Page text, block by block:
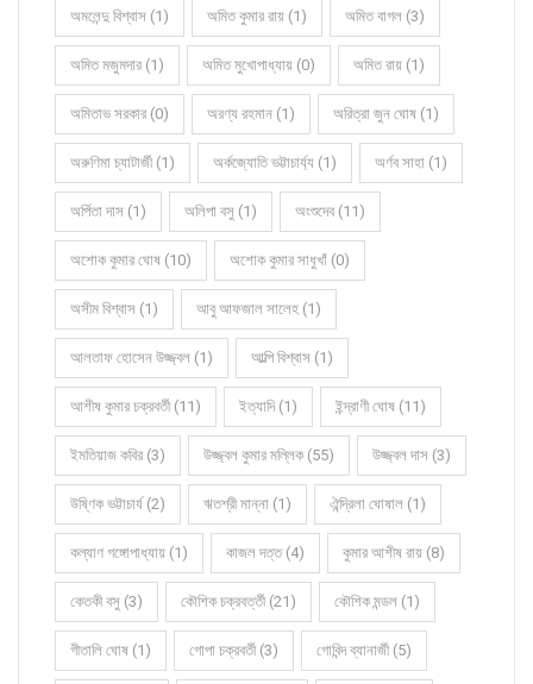
অমলেন্দু বিশ্বাস (1) অমিত কুমার রায় (1) অমিত বাগল (3)
অমিত মজুমদার (1) অমিত মুখোপাধ্যায় (0) অমিত রায় (1)
অমিতাভ সরকার (0) অরণ্য রহমান (1) অরিত্রা জুন ঘোষ (1)
অরুণিমা চ্যাটার্জী (1) অর্কজ্যোতি ভট্টাচার্য্য (1) অর্ণব সাহা (1)
অর্পিতা দাস (1) অলিপা বসু (1) অংশুদেব (11)
অশোক কুমার ঘোষ (10) অশোক কুমার সাধুখাঁ (0)
অসীম বিশ্বাস (1) আবু আফজাল সালেহ (1)
আলতাফ হোসেন উজ্জ্বল (1) আল্পি বিশ্বাস (1)
আশীষ কুমার চক্রবর্তী (11) ইত্যাদি (1) ইন্দ্রাণী ঘোষ (11)
ইমতিয়াজ কবির (3) উজ্জ্বল কুমার মল্লিক (55) উজ্জ্বল দাস (3)
উষ্ণিক ভট্টাচার্য (2) ঋতশ্রী মান্না (1) ঐন্দ্রিলা ঘোষাল (1)
কল্যাণ গঙ্গোপাধ্যায় (1) কাজল দত্ত (4) কুমার আশীষ রায় (8)
কেতকী বসু (3) কৌশিক চক্রবর্ত্তী (21) কৌশিক মন্ডল (1)
গীতালি ঘোষ (1) গোপা চক্রবর্তী (3) গোবিন্দ ব্যানার্জী (5)